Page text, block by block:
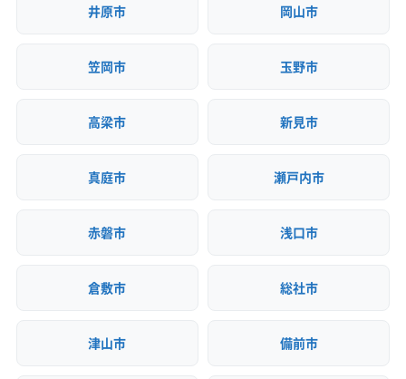
井原市 岡山市
笠岡市 玉野市
高梁市 新見市
真庭市 瀬戸内市
赤磐市 浅口市
倉敷市 総社市
津山市 備前市